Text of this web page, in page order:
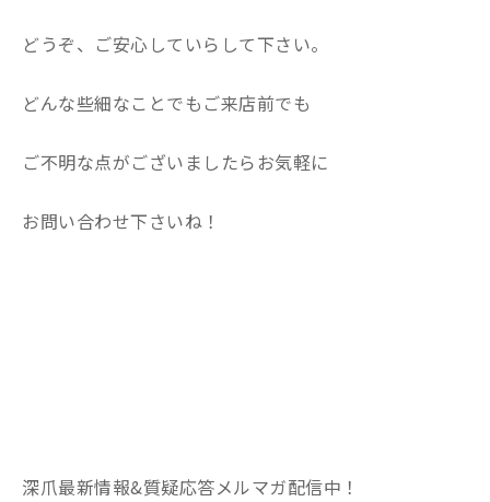
どうぞ、ご安心していらして下さい。
どんな些細なことでもご来店前でも
ご不明な点がございましたらお気軽に
お問い合わせ下さいね！
深爪最新情報&質疑応答メルマガ配信中！